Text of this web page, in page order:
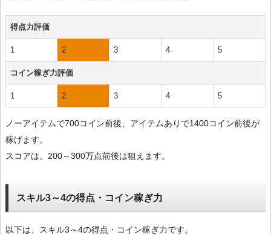
得点力評価
1 2 3 4 5
コイン稼ぎ力評価
1 2 3 4 5
ノーアイテムで700コイン前後、アイテムありで1400コイン前後が
稼げます。
スコアは、200～300万点前後は狙えます。
スキル3～4の得点・コイン稼ぎ力
以下は、スキル3～4の得点・コイン稼ぎ力です。